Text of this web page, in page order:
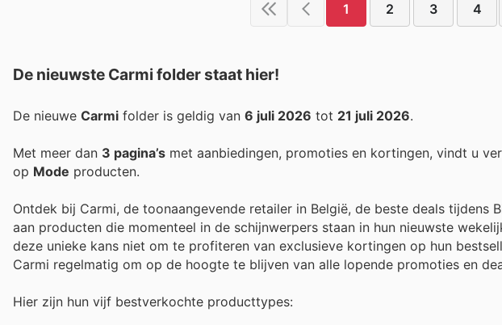
1 2 3 4
De nieuwste Carmi folder staat hier!
De nieuwe Carmi folder is geldig van 6 juli 2026 tot 21 juli 2026.
Met meer dan 3 pagina’s met aanbiedingen, promoties en kortingen, vindt u
op Mode producten.
Ontdek bij Carmi, de toonaangevende retailer in België, de beste deals tijdens
aan producten die momenteel in de schijnwerpers staan in hun nieuwste
deze unieke kans niet om te profiteren van exclusieve kortingen op hun
Carmi regelmatig om op de hoogte te blijven van alle lopende promoties en
Hier zijn hun vijf bestverkochte producttypes: